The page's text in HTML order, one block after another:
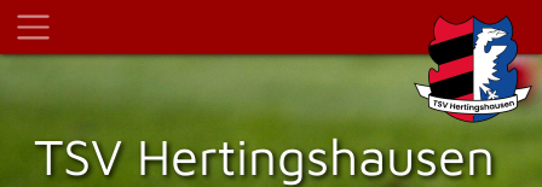
TSV Hertings­hausen